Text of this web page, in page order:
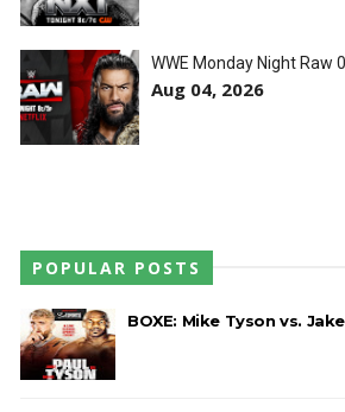
WWE Monday Night Raw
Aug 04, 2026
POPULAR POSTS
BOXE: Mike Tyson vs.